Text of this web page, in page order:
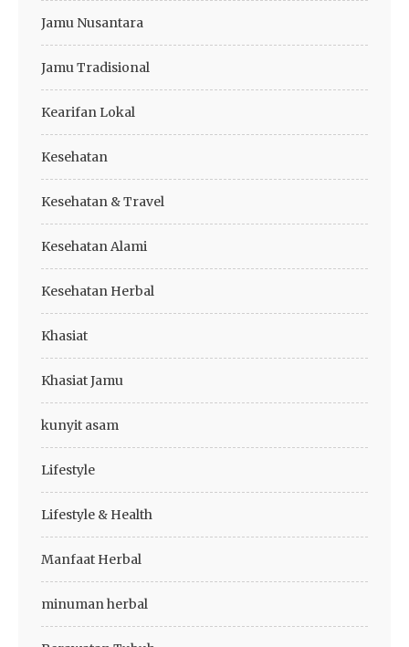
Jamu Nusantara
Jamu Tradisional
Kearifan Lokal
Kesehatan
Kesehatan & Travel
Kesehatan Alami
Kesehatan Herbal
Khasiat
Khasiat Jamu
kunyit asam
Lifestyle
Lifestyle & Health
Manfaat Herbal
minuman herbal